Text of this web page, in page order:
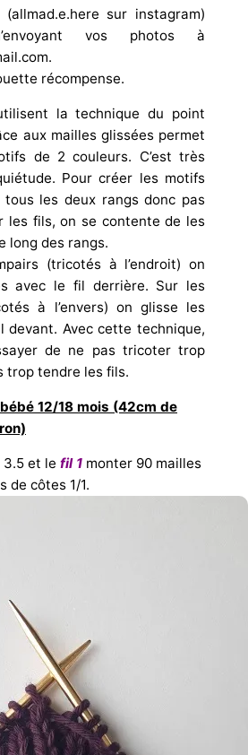
sur instagram)
vos photos à
récompense.
la technique du point
aux mailles glissées permet
de 2 couleurs. C’est très
Pour créer les motifs
les deux rangs donc pas
les fils, on se contente de les
long des rangs.
(tricotés à l’endroit) on
avec le fil derrière. Sur les
à l’envers) on glisse les
devant. Avec cette technique,
de ne pas tricoter trop
trop tendre les fils.
12/18 mois (42cm de
3.5 et le fil 1 monter 90 mailles
de côtes 1/1.